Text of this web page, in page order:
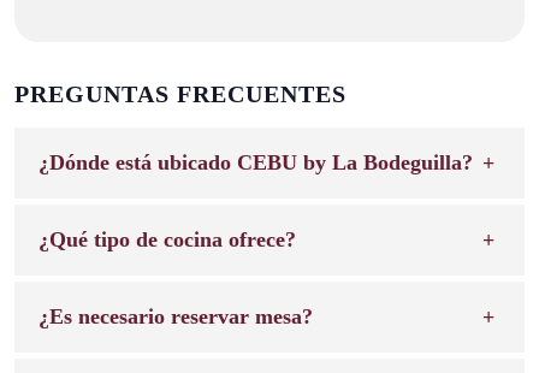
PREGUNTAS FRECUENTES
¿Dónde está ubicado CEBU by La Bodeguilla?
¿Qué tipo de cocina ofrece?
¿Es necesario reservar mesa?